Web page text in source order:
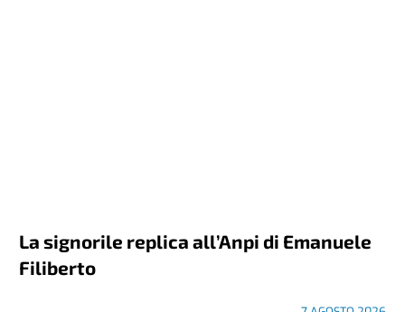
La signorile replica all’Anpi di Emanuele
Filiberto